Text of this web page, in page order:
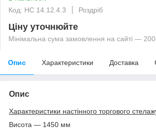
Код: НС 14.12.4.3
Роздріб
Ціну уточнюйте
Мінімальна сума замовлення на сайті —
Опис Характеристики Доставка
Опис
Характеристики настінного торгового
Висота — 1450 мм